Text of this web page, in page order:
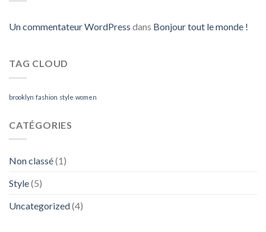
Un commentateur WordPress dans Bonjour tout le monde !
TAG CLOUD
brooklyn fashion style women
CATÉGORIES
Non classé(1)
Style(5)
Uncategorized(4)